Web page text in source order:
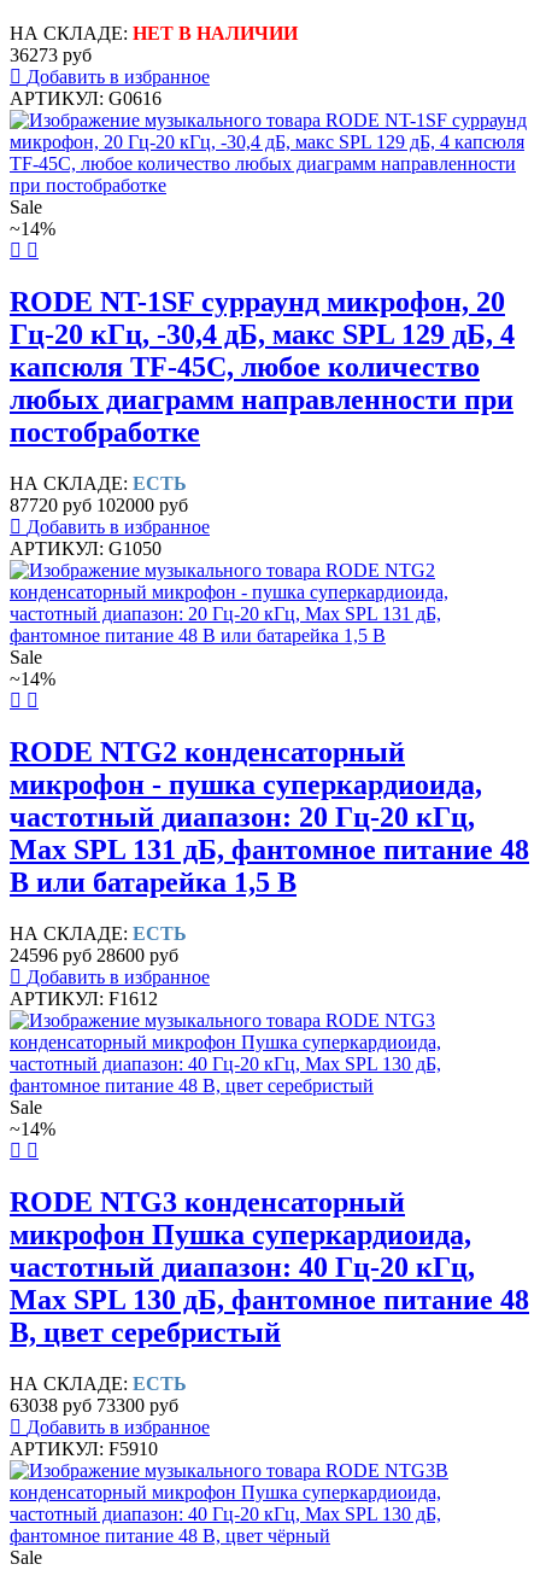
НА СКЛАДЕ: НЕТ В НАЛИЧИИ
36273 руб
Добавить в избранное
АРТИКУЛ: G0616
Sale
~14%
RODE NT-1SF сурраунд микрофон, 20
Гц-20 кГц, -30,4 дБ, макс SPL 129 дБ, 4
капсюля TF-45C, любое количество
любых диаграмм направленности при
постобработке
НА СКЛАДЕ: ЕСТЬ
87720 руб 102000 руб
Добавить в избранное
АРТИКУЛ: G1050
Sale
~14%
RODE NTG2 конденсаторный
микрофон - пушка суперкардиоида,
частотный диапазон: 20 Гц-20 кГц,
Max SPL 131 дБ, фантомное питание 48
В или батарейка 1,5 В
НА СКЛАДЕ: ЕСТЬ
24596 руб 28600 руб
Добавить в избранное
АРТИКУЛ: F1612
Sale
~14%
RODE NTG3 конденсаторный
микрофон Пушка суперкардиоида,
частотный диапазон: 40 Гц-20 кГц,
Max SPL 130 дБ, фантомное питание 48
В, цвет серебристый
НА СКЛАДЕ: ЕСТЬ
63038 руб 73300 руб
Добавить в избранное
АРТИКУЛ: F5910
Sale